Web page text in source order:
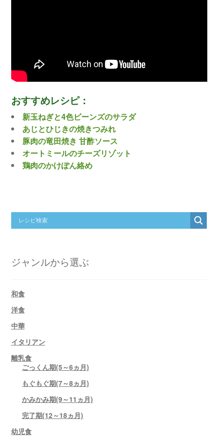
おすすめレシピ：
新玉ねぎと4色ビーンズのサラダ
あじとひじきの焼きつみれ
豚肉の竜田焼き 甘酢ソース
オートミールのチーズリゾット
鶏肉のかけぽん絡め
ジャンルから選ぶ
和食
洋食
中華
イタリアン
離乳食
ごっくん期(5～6ヵ月)
もぐもぐ期(7～8ヵ月)
かみかみ期(9～11ヵ月)
完了期(12～18ヵ月)
幼児食